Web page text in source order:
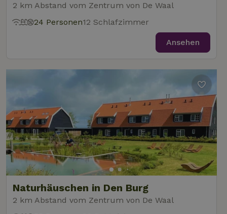
2 km Abstand vom Zentrum von De Waal
24 Personen12 Schlafzimmer
Ansehen
Naturhäuschen in Den Burg
2 km Abstand vom Zentrum von De Waal